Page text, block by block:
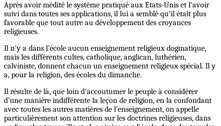
Après avoir médité le système pratiqué aux Etats-Unis et l'avoir
suivi dans toutes ses applications, il lui a semblé qu'il était plus
favorable que tout autre au développement des croyances
religieuses.
Il n'y a dans l'école aucun enseignement religieux dogmatique,
mais les différents cultes, catholique, anglican, luthérien,
calviniste, donnent chacun un enseignement religieux spécial. Il y
a, pour la religion, des écoles du dimanche.
Il résulte de là, que loin d'accoutumer le peuple à considérer
d'une manière indifférente la leçon de religion, en la confondant
avec toutes les autres matières de l'enseignement, on appelle
particulièrement son attention sur les doctrines religieuses, dans